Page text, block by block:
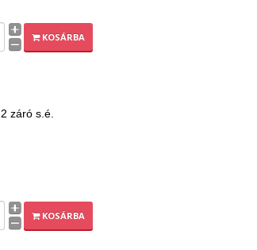
KOSÁRBA
záró s.é.
KOSÁRBA